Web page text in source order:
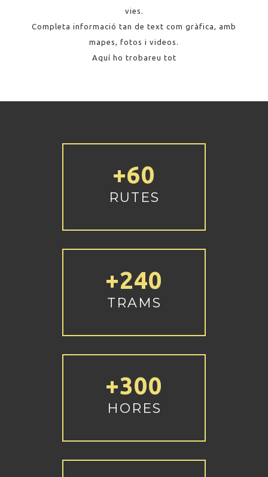
vies.
Completa informació tan de text com gràfica, amb
mapes, fotos i videos.
Aquí ho trobareu tot
+60
RUTES
+240
TRAMS
+300
HORES